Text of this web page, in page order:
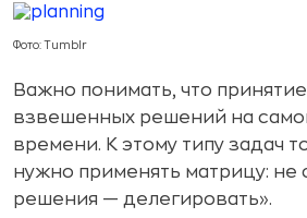
Фото: Tumblr
Важно понимать, что
взвешенных решений на
времени. К этому типу задач
нужно применять матрицу:
решения — делегировать».